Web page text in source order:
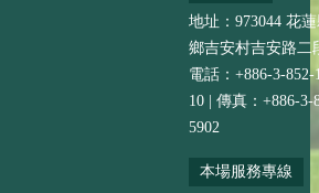
地址：973044 花
鄉吉安村吉安路二
電話：+886-3-852-
10 | 傳真：+886-3-
5902
本場服務專線